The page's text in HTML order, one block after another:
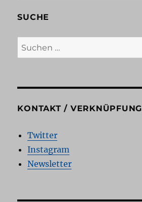
SUCHE
Suchen
nach:
KONTAKT / VERKNÜPFUNG
Twitter
Instagram
Newsletter